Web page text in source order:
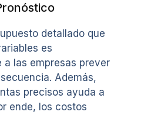
detallado que
es
a las empresas prever
Además,
precisos ayuda a
ende, los costos